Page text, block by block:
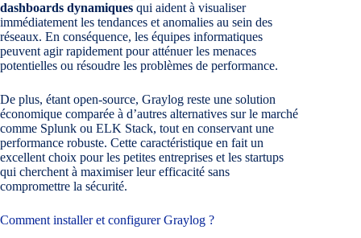
dashboards dynamiques qui aident à visualiser
immédiatement les tendances et anomalies au sein des
réseaux. En conséquence, les équipes informatiques
peuvent agir rapidement pour atténuer les menaces
potentielles ou résoudre les problèmes de performance.
De plus, étant open-source, Graylog reste une solution
économique comparée à d’autres alternatives sur le marché
comme Splunk ou ELK Stack, tout en conservant une
performance robuste. Cette caractéristique en fait un
excellent choix pour les petites entreprises et les startups
qui cherchent à maximiser leur efficacité sans
compromettre la sécurité.
Comment installer et configurer Graylog ?